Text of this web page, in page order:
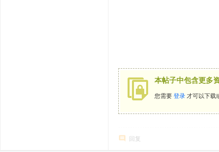
本帖子中包含更多
您需要 登录 才可以下载
回复